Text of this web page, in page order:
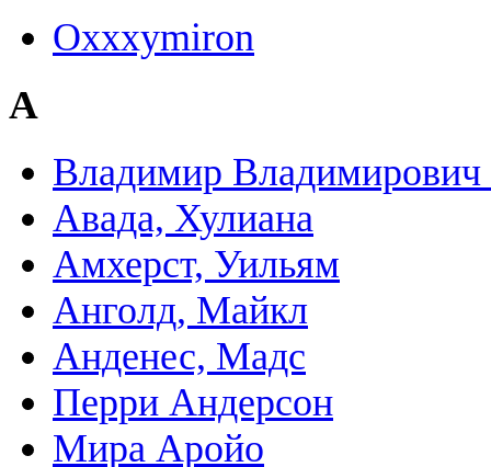
Oxxxymiron
А
Владимир Владимирович
Авада, Хулиана
Амхерст, Уильям
Анголд, Майкл
Анденес, Мадс
Перри Андерсон
Мира Аройо